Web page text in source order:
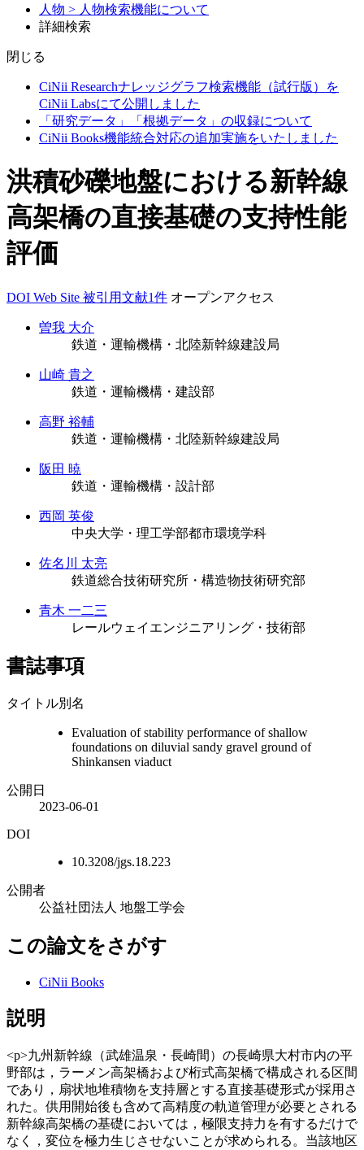
人物 > 人物検索機能について
詳細検索
閉じる
CiNii Researchナレッジグラフ検索機能（試行版）を
CiNii Labsにて公開しました
「研究データ」「根拠データ」の収録について
CiNii Books機能統合対応の追加実施をいたしました
洪積砂礫地盤における新幹線
高架橋の直接基礎の支持性能
評価
DOI Web Site 被引用文献1件 オープンアクセス
曽我 大介
鉄道・運輸機構・北陸新幹線建設局
山崎 貴之
鉄道・運輸機構・建設部
高野 裕輔
鉄道・運輸機構・北陸新幹線建設局
阪田 暁
鉄道・運輸機構・設計部
西岡 英俊
中央大学・理工学部都市環境学科
佐名川 太亮
鉄道総合技術研究所・構造物技術研究部
青木 一二三
レールウェイエンジニアリング・技術部
書誌事項
タイトル別名
Evaluation of stability performance of shallow
foundations on diluvial sandy gravel ground of
Shinkansen viaduct
公開日
2023-06-01
DOI
10.3208/jgs.18.223
公開者
公益社団法人 地盤工学会
この論文をさがす
CiNii Books
説明
<p>九州新幹線（武雄温泉・長崎間）の長崎県大村市内の平
野部は，ラーメン高架橋および桁式高架橋で構成される区間
であり，扇状地堆積物を支持層とする直接基礎形式が採用さ
れた。供用開始後も含めて高精度の軌道管理が必要とされる
新幹線高架橋の基礎においては，極限支持力を有するだけで
なく，変位を極力生じさせないことが求められる。当該地区